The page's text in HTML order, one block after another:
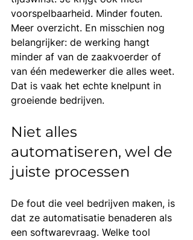
voorspelbaarheid. Minder fouten.
Meer overzicht. En misschien nog
belangrijker: de werking hangt
minder af van de zaakvoerder of
van één medewerker die alles weet.
Dat is vaak het echte knelpunt in
groeiende bedrijven.
Niet alles
automatiseren, wel de
juiste processen
De fout die veel bedrijven maken, is
dat ze automatisatie benaderen als
een softwarevraag. Welke tool